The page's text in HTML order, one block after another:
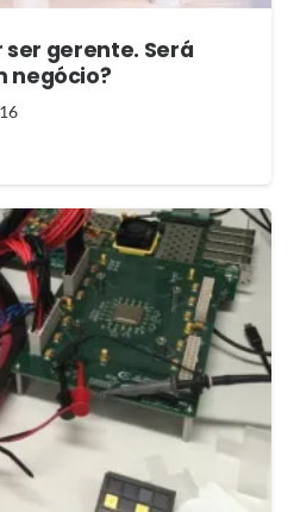
ser gerente. Será
negócio?